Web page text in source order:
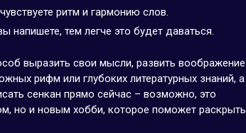
ритм и гармонию слов.
напишете, тем легче это будет даваться.
выразить свои мысли, развить воображение
рифм или глубоких литературных знаний, а
сенкан прямо сейчас – возможно, это
но и новым хобби, которое поможет раскрыть